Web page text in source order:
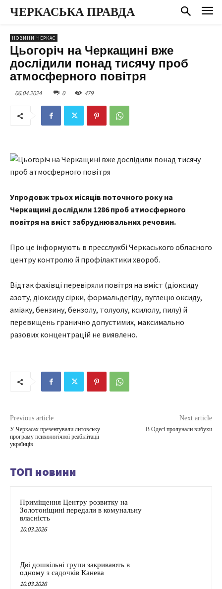
ЧЕРКАСЬКА ПРАВДА
НОВИНИ ЧЕРКАС
Цьогоріч на Черкащині вже
дослідили понад тисячу проб
атмосферного повітря
06.04.2024 0 479
Упродовж трьох місяців поточного року на
Черкащині дослідили 1286 проб атмосферного
повітря на вміст забруднювальних речовин.
Про це інформують в пресслужбі Черкаського обласного
центру контролю й профілактики хвороб.
Відтак фахівці перевіряли повітря на вміст (діоксиду
азоту, діоксиду сірки, формальдегіду, вуглецю оксиду,
аміаку, бензину, бензолу, толуолу, ксилолу, пилу) й
перевищень гранично допустимих, максимально
разових концентрацій не виявлено.
Previous article
У Черкасах презентували литовську
програму психологічної реабілітації
українців
Next article
В Одесі пролунали вибухи
ТОП новини
Приміщення Центру розвитку на
Золотоніщині передали в комунальну
власність
10.03.2026
Дві дошкільні групи закривають в
одному з садочків Канева
10.03.2026